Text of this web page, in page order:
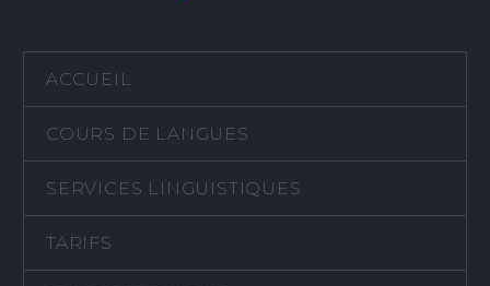
ACCUEIL
COURS DE LANGUES
SERVICES LINGUISTIQUES
TARIFS